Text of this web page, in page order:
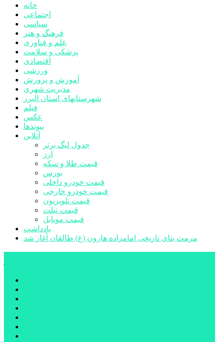
خانه
اجتماعی
سیاسی
فرهنگ و هنر
علم و فناوری
پزشکی و سلامت
اقتصادی
ورزشی
آموزش و پرورش
مدیریت شهری
شهرستانهای استان البرز
فیلم
عکس
پیوندها
آنلاین
جدول لیگ برتر
ارز
قیمت طلا و سکه
بورس
قیمت خودرو داخلی
قیمت خودرو خارجی
قیمت تلویزیون
قیمت تبلت
قیمت موبایل
یادداشت
مرمت بنای تاریخی امامزاده هارون (ع) طالقان آغاز شد